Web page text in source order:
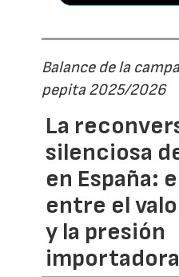
Balance de la
pepita 2025/2026
La
silenciosa
en España:
entre el
y la presión
importadora